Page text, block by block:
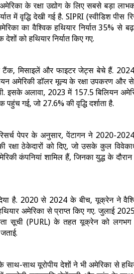
के रक्षा उद्योग के लिए सबसे बड़ा
में वृद्धि देखी गई है. SIPRI (स्वीडिश पीस
का वैश्विक हथियार निर्यात 35% से
को हथियार निर्यात किए गए.
टैंक, मिसाइलें और फाइटर जेट्स बेचे हैं.
अमेरिकी डॉलर मूल्य के रक्षा उपकरण और
इसके अलावा, 2023 में 157.5 बिलियन
गई, जो 27.6% की वृद्धि दर्शाता है.
पेपर के अनुसार, पेंटागन ने 2020-
रक्षा ठेकेदारों को दिए, जो उसके कुल
कंपनियां शामिल हैं, जिनका युद्ध के
है. 2020 से 2024 के बीच, यूक्रेन ने
अमेरिका से प्राप्त किए गए. जुलाई
सूची (PURL) के तहत यूक्रेन को
साथ यूरोपीय देशों ने भी अमेरिका से